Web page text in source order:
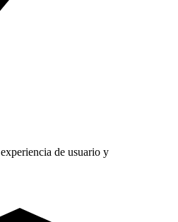
de usuario y